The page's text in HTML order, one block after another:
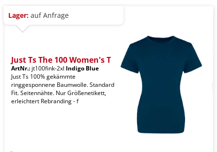
Lager: auf Anfrage
Just Ts The 100 Women's T
ArtNr.: jt100fink-2xl Indigo Blue
Just Ts 100% gekämmte
ringgesponnene Baumwolle. Standard
Fit. Seitennähte. Nur Größenetikett,
erleichtert Rebranding - f